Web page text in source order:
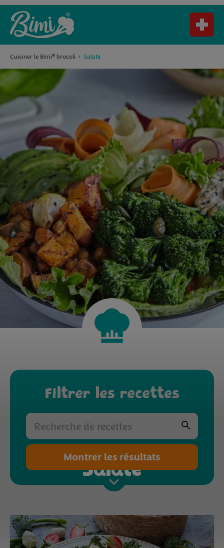
Cuisiner le Bimi® brocoli Salate
Salate
Filtrer les recettes
Montrer les résultats